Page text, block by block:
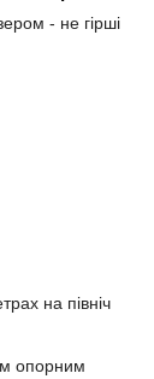
- не гірші
на північ
опорним